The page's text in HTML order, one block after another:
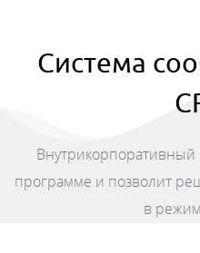
Система
Внутрикорпоративный
программе и позволит
в